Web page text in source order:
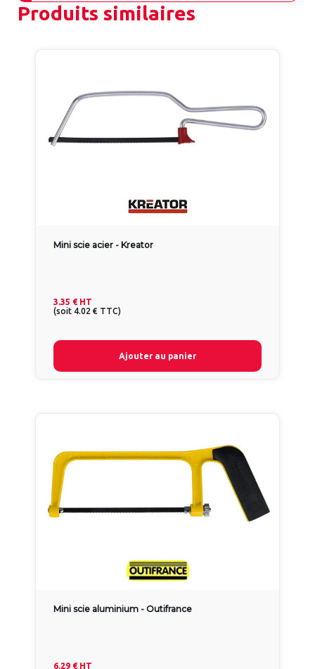
Produits similaires
Mini scie acier - Kreator
3.35 € HT
(soit 4.02 € TTC)
Ajouter au panier
Mini scie aluminium - Outifrance
6.29 € HT